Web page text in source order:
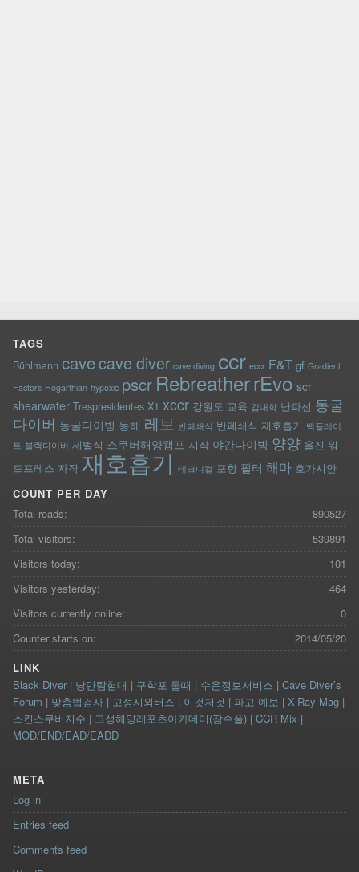
TAGS
Bühlmann cavecave diver cave diving ccr eccr F&T gf Gradient
Factors Hogarthian hypoxic pscr RebreatherrEvo scr
shearwater Trespresidentes X1 xccr 강원도 교육 김대학 난파선 동굴
다이버 동굴다이빙 동해 레보 반폐쇄식 반폐쇄식 재호흡기 백플레이
트 블랙다이버 세벌식 스쿠버해양캠프 시작 야간다이빙 양양 울진 워
드프레스 자작 재호흡기 테크니컬 포항 필터 해마 호가시안
COUNT PER DAY
890527
Total reads:
539891
Total visitors:
101
Visitors today:
464
Visitors yesterday:
0
Visitors currently online:
2014/05/20
Counter starts on:
LINK
Black Diver| 낭만탐험대 | 구학포 물때 | 수온정보서비스 | Cave Diver’s
Forum | 맞춤법검사| 고성시외버스 | 이것저것 | 파고 예보 | X-Ray Mag|
스킨스쿠버지수 | 고성해양레포츠아카데미(잠수풀)| CCR Mix |
MOD/END/EAD/EADD
META
Log in
Entries feed
Comments feed